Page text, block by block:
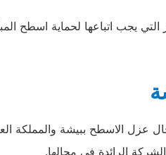
يجب اتباعها لحماية اسطح
عزل الاسطح ببيشة والمملكة